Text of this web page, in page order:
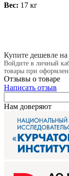
Вес: 17 кг
Купите дешевле на
Войдите в личный
товары при
Отзывы о товаре
Написать отзыв
Нам доверяют